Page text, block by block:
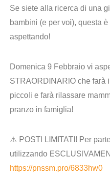
Se siete alla ricerca di una
bambini (e per voi), questa
aspettando!
Domenica 9 Febbraio vi
STRAORDINARIO che farà
piccoli e farà rilassare
pranzo in famiglia!
⚠️ POSTI LIMITATI! Per
utilizzando
https://pnssm.pro/6833hw0